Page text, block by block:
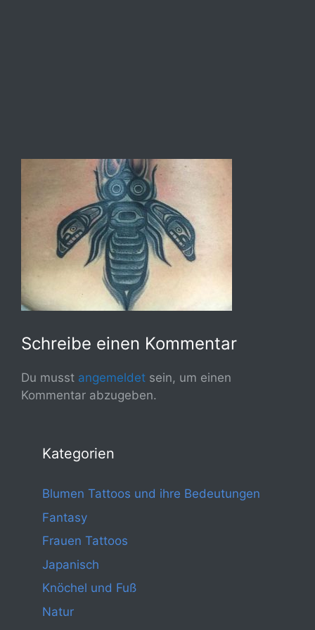
Schreibe einen Kommentar
Du musst angemeldet sein, um einen
Kommentar abzugeben.
Kategorien
Blumen Tattoos und ihre Bedeutungen
Fantasy
Frauen Tattoos
Japanisch
Knöchel und Fuß
Natur